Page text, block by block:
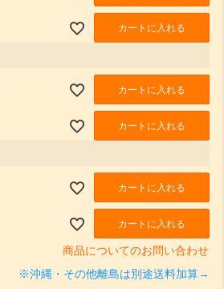
カートに入れる
カートに入れる
カートに入れる
カートに入れる
カートに入れる
商品についてのお問い合わせ
※沖縄・その他離島は別途送料加算→